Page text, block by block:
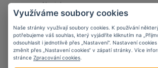
Novinky
5 věcí, které zvážit při nošení
zbraně ve vozidle
Využíváme soubory cookies
Naše stránky využívají soubory cookies. K používání
potřebujeme váš souhlas, který vyjádříte kliknutím na
odsouhlasit i jednotlivě přes „Nastavení“. Nastavení
změnit přes „Nastavení cookies“ v zápatí stránky. Více
stránce Zpracování cookies